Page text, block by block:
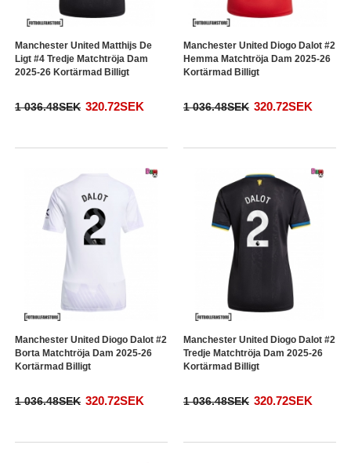
Manchester United Matthijs De
Ligt #4 Tredje Matchtröja Dam
2025-26 Kortärmad Billigt
1 036.48SEK 320.72SEK
Manchester United Diogo Dalot #2
Hemma Matchtröja Dam 2025-26
Kortärmad Billigt
1 036.48SEK 320.72SEK
Manchester United Diogo Dalot #2
Borta Matchtröja Dam 2025-26
Kortärmad Billigt
1 036.48SEK 320.72SEK
Manchester United Diogo Dalot #2
Tredje Matchtröja Dam 2025-26
Kortärmad Billigt
1 036.48SEK 320.72SEK